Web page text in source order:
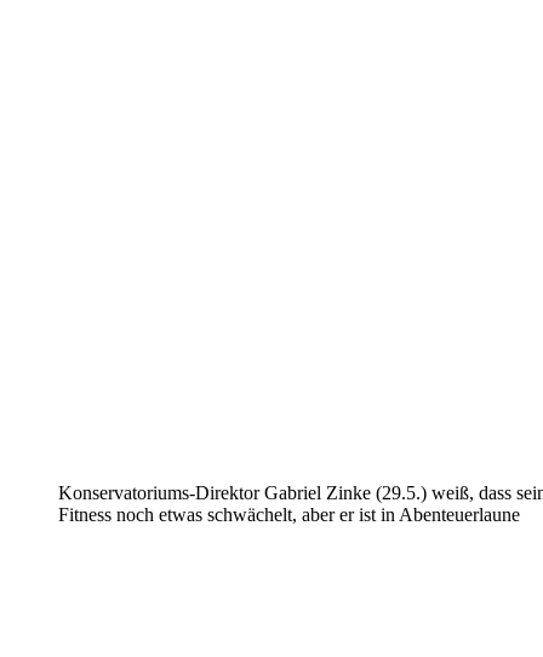
Konservatoriums-Direktor Gabriel Zinke (29.5.) weiß, dass
Fitness noch etwas schwächelt, aber er ist in Abenteuerlaune